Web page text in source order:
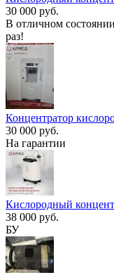
30 000 руб.
В отличном
раз!
Концентратор
30 000 руб.
На гарантии
Кислородный
38 000 руб.
БУ